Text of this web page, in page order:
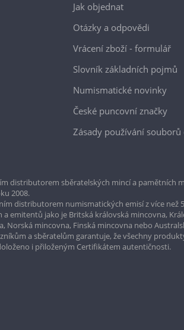
Jak objednat
Otázky a odpovědi
Vrácení zboží - formulář
Slovník základních pojmů
Numismatické novinky
České puncovní značky
Zásady používání souborů
distributorem sběratelských mincí a pamětních
2008.
distributorem numismatických emisí z více než
emitentů jako je Britská královská mincovna,
Norská mincovna, Finská mincovna nebo
a sběratelům garantuje, že všechny
i přiloženým Certifikátem autentičnosti.